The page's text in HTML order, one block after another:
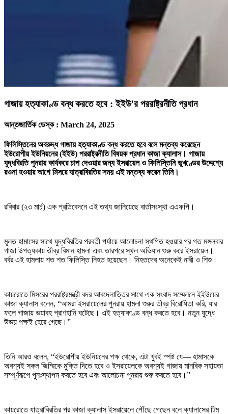
গাজায় হত্যাকাণ্ড বন্ধ করতে হবে : ইইউ’র পররাষ্ট্রনীতি প্রধান
আন্তজার্তিক ডেস্ক : March 24, 2025
ফিলিস্তিনের অবরুদ্ধ গাজায় হত্যাকাণ্ড বন্ধ করতে হবে বলে মন্তব্য করেছেন
ইউরোপীয় ইউনিয়নের (ইইউ) পররাষ্ট্রনীতি বিষয়ক প্রধান কাজা ক্যালাস। গাজায়
যুদ্ধবিরতি পুনরায় কার্যকরে চাপ দেওয়ার জন্য ইসরায়েল ও ফিলিস্তিনি ভূখণ্ডের উদ্দেশ্যে
রওনা হওয়ার আগে মিসরে যাত্রাবিরতির সময় এই মন্তব্য করেন তিনি।
রবিবার (২৩ মার্চ) এক প্রতিবেদনে এই তথ্য জানিয়েছে বার্তাসংস্থা এএফপি।
মূলত হামাসের সাথে যুদ্ধবিরতির পরবর্তী পর্যায়ে আলোচনা স্থগিত হওয়ার পর গত মঙ্গলবার
গাজা উপত্যকায় তীব্র বিমান হামলা এবং তারপরে স্থল অভিযান শুরু করে ইসরায়েল।
বর্বর এই হামলায় শত শত ফিলিস্তি নিহত হয়েছেন। নিহতদের অনেকেই নারী ও শিশু।
কায়রোতে মিসরের পররাষ্ট্রমন্ত্রী বদর আবদেলাত্তির সাথে এক সংবাদ সম্মেলনে ইইউয়ের
কাজা ক্যালাস বলেন, “আমরা ইসরায়েলের পুনরায় হামলা শুরুর তীব্র বিরোধিতা করি, যার
ফলে গাজায় ভয়াবহ প্রাণহানি ঘটেছে। এই হত্যাকাণ্ড বন্ধ করতে হবে। নতুন যুদ্ধে
উভয় পক্ষই হেরে গেছে।”
তিনি আরও বলেন, “ইউরোপীয় ইউনিয়নের পক্ষ থেকে, এটা খুবই স্পষ্ট যে— হামাসকে
অবশ্যই সকল জিম্মিকে মুক্তি দিতে হবে ও ইসরায়েলকে অবশ্যই গাজায় মানবিক সহায়তা
সম্পূর্ণরূপে পুনঃস্থাপন করতে হবে এবং আলোচনা পুনরায় শুরু করতে হবে।”
কায়রোতে যাত্রাবিরতির পর কাজা ক্যালাস ইসরায়েলে পৌঁছে গেছেন বলে ক্যালাসের টিম